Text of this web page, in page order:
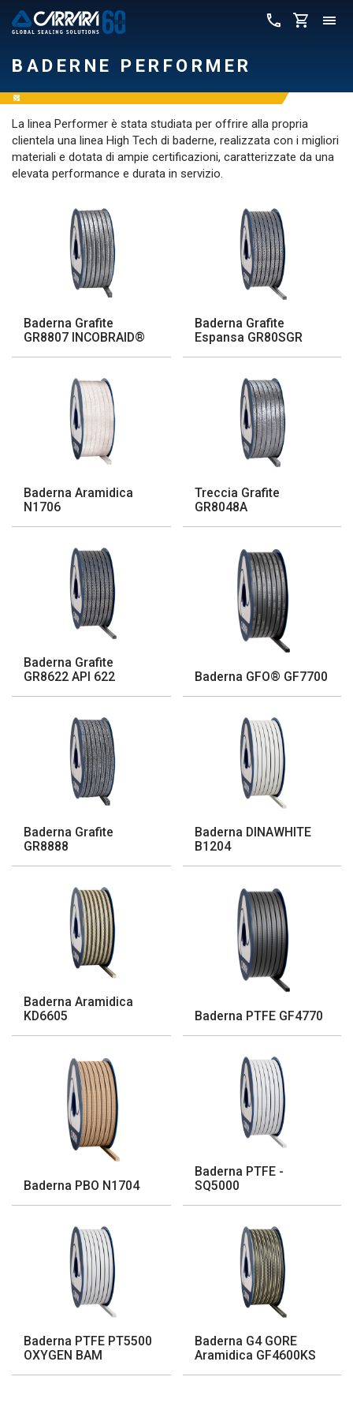
BADERNE PERFORMER
La linea Performer è stata studiata per offrire alla propria
clientela una linea High Tech di baderne, realizzata con i migliori
materiali e dotata di ampie certificazioni, caratterizzate da una
elevata performance e durata in servizio.
Baderna Grafite
GR8807 INCOBRAID®
Baderna Grafite
Espansa GR80SGR
Baderna Aramidica
N1706
Treccia Grafite
GR8048A
Baderna Grafite
GR8622 API 622
Baderna GFO® GF7700
Baderna Grafite
GR8888
Baderna DINAWHITE
B1204
Baderna Aramidica
KD6605
Baderna PTFE GF4770
Baderna PBO N1704
Baderna PTFE -
SQ5000
Baderna PTFE PT5500
OXYGEN BAM
Baderna G4 GORE
Aramidica GF4600KS